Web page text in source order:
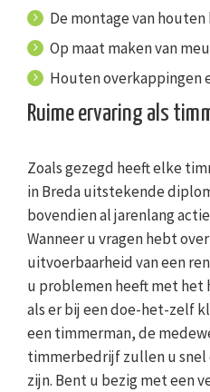
De montage van
Op maat maken van
Houten overkappingen
Ruime ervaring als
Zoals gezegd heeft elke
in Breda uitstekende
bovendien al jarenlang
Wanneer u vragen hebt
uitvoerbaarheid van een
u problemen heeft met
als er bij een doe-het-zelf
een timmerman, de
timmerbedrijf zullen u snel
zijn. Bent u bezig met een